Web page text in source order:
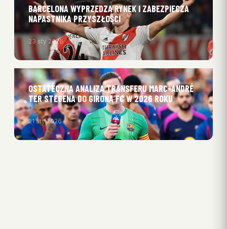
BARCELONA WYPRZEDZA RYNEK I ZABEZPIECZA
NAPASTNIKA PRZYSZŁOŚCI
23 sty 2026
OSTATECZNA ANALIZA TRANSFERU MARC-ANDRÉ
TER STEGENA DO GIRONA FC W 2026 ROKU
21 sty 2026